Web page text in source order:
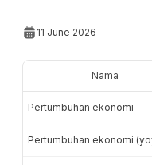
11 June 2026
Nama
Pertumbuhan ekonomi
Pertumbuhan ekonomi